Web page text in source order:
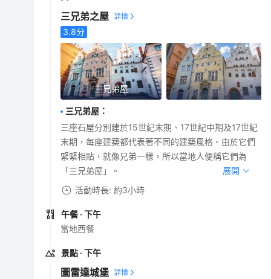
三兄弟之屋
3.8分
三兄弟屋
三兄弟屋 ：
三座石屋分別建於15世紀末期、17世紀中期及17世紀
末期，每座建築都代表著不同的建築風格。由於它們
緊緊相貼，就像兄弟一樣，所以當地人便稱它們為
「三兄弟屋」。
展開
活動時長: 約3小時
午餐 · 下午
當地西餐
景點 · 下午
圖雷達城堡